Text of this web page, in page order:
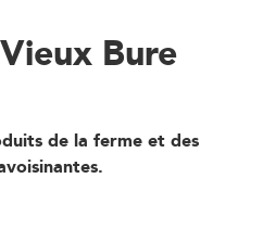
Bure
de la ferme et des